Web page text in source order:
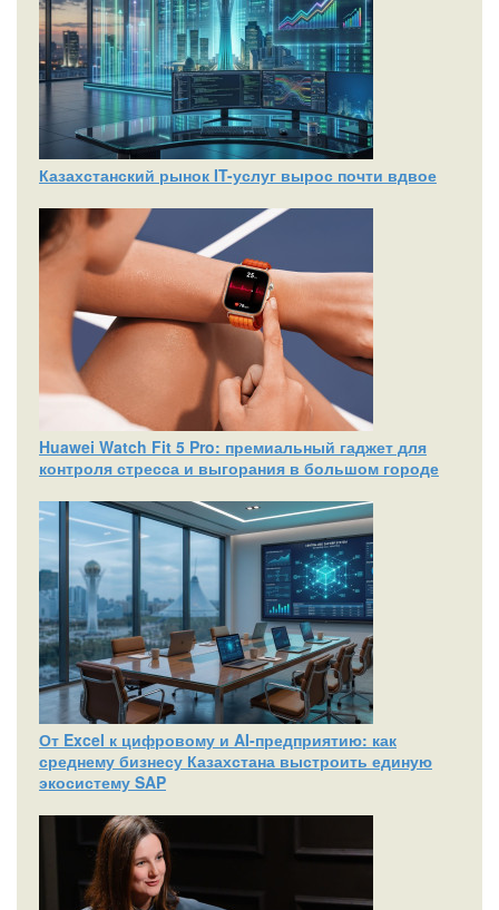
Казахстанский рынок IT-услуг вырос почти вдвое
Huawei Watch Fit 5 Pro: премиальный гаджет для
контроля стресса и выгорания в большом городе
От Excel к цифровому и AI‑предприятию: как
среднему бизнесу Казахстана выстроить единую
экосистему SAP